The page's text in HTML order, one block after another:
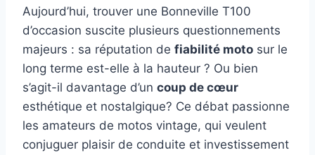
Aujourd’hui, trouver une Bonneville T100
d’occasion suscite plusieurs questionnements
majeurs : sa réputation de fiabilité moto sur le
long terme est-elle à la hauteur ? Ou bien
s’agit-il davantage d’un coup de cœur
esthétique et nostalgique? Ce débat passionne
les amateurs de motos vintage, qui veulent
conjuguer plaisir de conduite et investissement